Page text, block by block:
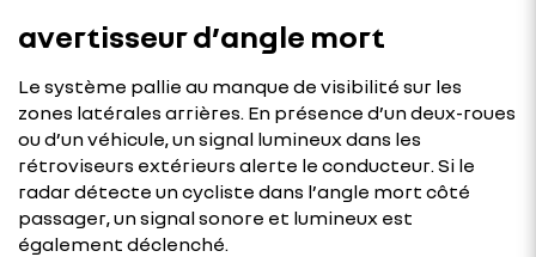
avertisseur d’angle mort
Le système pallie au manque de visibilité sur les
zones latérales arrières. En présence d’un deux-roues
ou d’un véhicule, un signal lumineux dans les
rétroviseurs extérieurs alerte le conducteur. Si le
radar détecte un cycliste dans l’angle mort côté
passager, un signal sonore et lumineux est
également déclenché.